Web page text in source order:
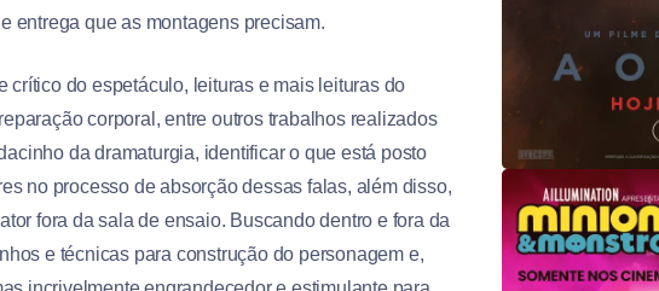
entrega que as montagens precisam.
crítico do espetáculo, leituras e mais leituras do
corporal, entre outros trabalhos realizados
da dramaturgia, identificar o que está posto
no processo de absorção dessas falas, além disso,
fora da sala de ensaio. Buscando dentro e fora da
e técnicas para construção do personagem e,